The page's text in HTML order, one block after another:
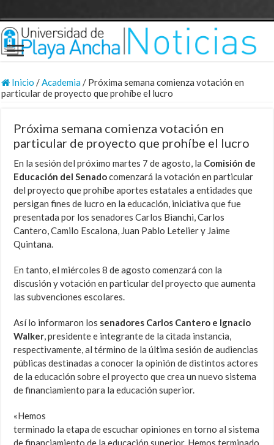
Inicio /Academia/ Próxima semana comienza votación en
particular de proyecto que prohíbe el lucro
Próxima semana comienza votación en
particular de proyecto que prohíbe el lucro
En la sesión del próximo martes 7 de agosto, la Comisión de
Educación del Senadocomenzará la votación en particular
del proyecto que prohíbe aportes estatales a entidades que
persigan fines de lucro en la educación, iniciativa que fue
presentada por los senadores Carlos Bianchi, Carlos
Cantero, Camilo Escalona, Juan Pablo Letelier y Jaime
Quintana.
En tanto, el miércoles 8 de agosto comenzará con la
discusión y votación en particular del proyecto que aumenta
las subvenciones escolares.
Así lo informaron los senadores Carlos Cantero e Ignacio
Walker, presidente e integrante de la citada instancia,
respectivamente, al término de la última sesión de audiencias
públicas destinadas a conocer la opinión de distintos actores
de la educación sobre el proyecto que crea un nuevo sistema
de financiamiento para la educación superior.
«Hemos
terminado la etapa de escuchar opiniones en torno al sistema